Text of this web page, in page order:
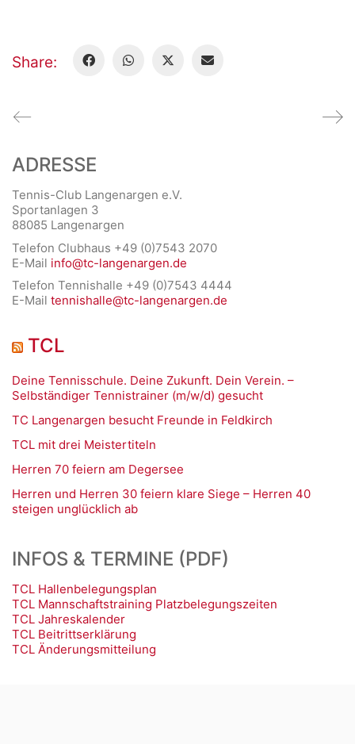
Share:
ADRESSE
Tennis-Club Langenargen e.V.
Sportanlagen 3
88085 Langenargen
Telefon Clubhaus +49 (0)7543 2070
E-Mail info@tc-langenargen.de
Telefon Tennishalle +49 (0)7543 4444
E-Mail tennishalle@tc-langenargen.de
TCL
Deine Tennisschule. Deine Zukunft. Dein Verein. –
Selbständiger Tennistrainer (m/w/d) gesucht
TC Langenargen besucht Freunde in Feldkirch
TCL mit drei Meistertiteln
Herren 70 feiern am Degersee
Herren und Herren 30 feiern klare Siege – Herren 40
steigen unglücklich ab
INFOS & TERMINE (PDF)
TCL Hallenbelegungsplan
TCL Mannschaftstraining Platzbelegungszeiten
TCL Jahreskalender
TCL Beitrittserklärung
TCL Änderungsmitteilung